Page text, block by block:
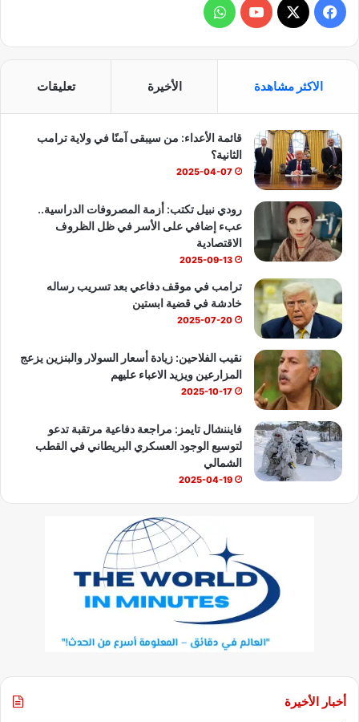
ي
و
ك
X
Y
T
u
e
ا
ا
ب
الاكثر مشاهدة الأخيرة تعليقات
قائمة الأعداء: من سيبقى آمنًا في ولاية ترامب
الثانية؟
2025-04-07
رودي نبيل تكتب: أزمة المصروفات الدراسية..
عبء إضافي على الأسر في ظل الظروف
الاقتصادية
2025-09-13
ترامب في موقف دفاعي بعد تسريب رساله
خادشة في قضية ابستين
2025-07-20
نقيب الفلاحين: زيادة أسعار السولار والبنزين يزعج
المزارعين ويزيد الاعباء عليهم
2025-10-17
فايننشال تايمز: مراجعة دفاعية مرتقبة تدعو
لتوسيع الوجود العسكري البريطاني في القطب
الشمالي
2025-04-19
أخبار الأخيرة